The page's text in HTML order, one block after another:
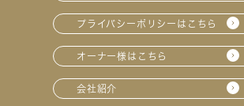
プライバシーポリシーはこちら
オーナー様はこちら
会社紹介